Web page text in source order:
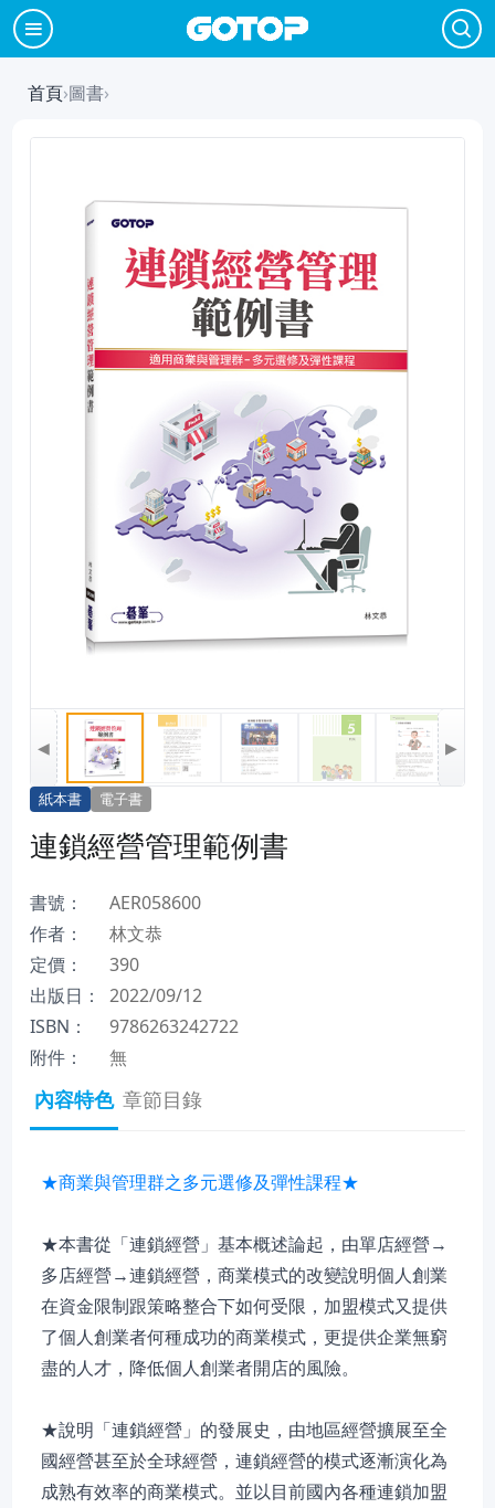
首頁›圖書›
◀ ▶
紙本書 電子書
連鎖經營管理範例書
書號：
AER058600
作者：
林文恭
定價：
390
出版日：
2022/09/12
ISBN：
9786263242722
附件：
無
內容特色 章節目錄
★商業與管理群之多元選修及彈性課程★
★本書從「連鎖經營」基本概述論起，由單店經營→
多店經營→連鎖經營，商業模式的改變說明個人創業
在資金限制跟策略整合下如何受限，加盟模式又提供
了個人創業者何種成功的商業模式，更提供企業無窮
盡的人才，降低個人創業者開店的風險。
★說明「連鎖經營」的發展史，由地區經營擴展至全
國經營甚至於全球經營，連鎖經營的模式逐漸演化為
成熟有效率的商業模式。並以目前國內各種連鎖加盟